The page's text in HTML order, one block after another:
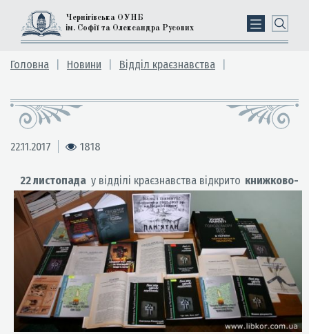
Чернігівська ОУНБ
ім. Софії та Олександра Русових
Головна Новини Відділ краєзнавства
22.11.2017 1818
22 листопада у відділі краєзнавства відкрито книжково-